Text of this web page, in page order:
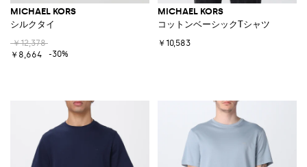
MICHAEL KORS
シルクタイ
￥12,378
￥8,664
-30%
MICHAEL KORS
コットンベーシックTシャツ
￥10,583